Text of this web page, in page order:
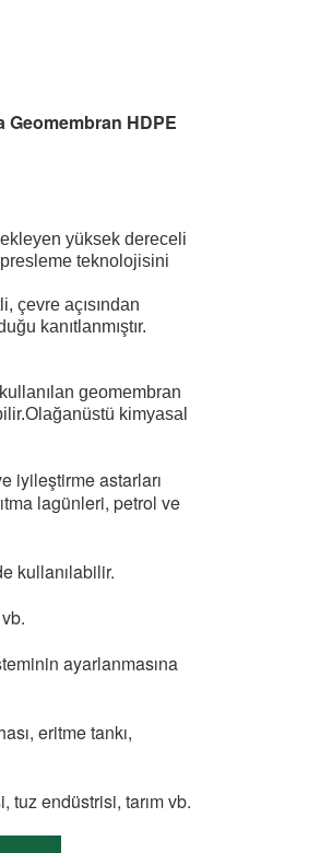
Geomembran HDPE
yüksek dereceli
presleme teknolojisini
çevre açısından
kanıtlanmıştır.
geomembran
kimyasal
iyileştirme astarları
lagünleri, petrol ve
kullanılabilir.
ayarlanmasına
eritme tankı,
endüstrisi, tarım vb.